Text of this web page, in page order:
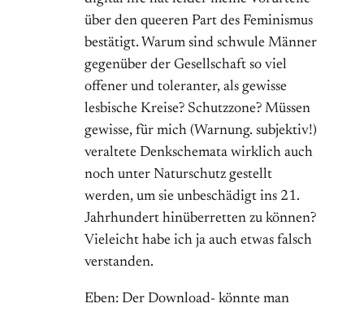
über den queeren Part des Feminismus
bestätigt. Warum sind schwule Männer
gegenüber der Gesellschaft so viel
offener und toleranter, als gewisse
lesbische Kreise? Schutzzone? Müssen
gewisse, für mich (Warnung. subjektiv!)
veraltete Denkschemata wirklich auch
noch unter Naturschutz gestellt
werden, um sie unbeschädigt ins 21.
Jahrhundert hinüberretten zu können?
Vieleicht habe ich ja auch etwas falsch
verstanden.
Eben: Der Download- könnte man